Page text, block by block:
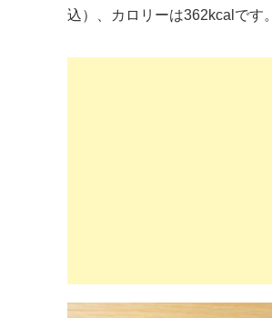
込）、カロリーは362kcalです。